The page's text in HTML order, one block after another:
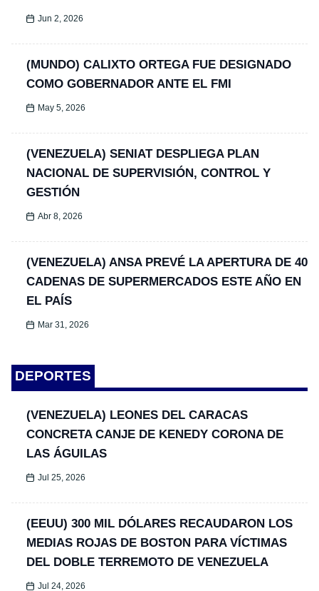
Jun 2, 2026
(MUNDO) CALIXTO ORTEGA FUE DESIGNADO
COMO GOBERNADOR ANTE EL FMI
May 5, 2026
(VENEZUELA) SENIAT DESPLIEGA PLAN
NACIONAL DE SUPERVISIÓN, CONTROL Y
GESTIÓN
Abr 8, 2026
(VENEZUELA) ANSA PREVÉ LA APERTURA DE 40
CADENAS DE SUPERMERCADOS ESTE AÑO EN
EL PAÍS
Mar 31, 2026
DEPORTES
(VENEZUELA) LEONES DEL CARACAS
CONCRETA CANJE DE KENEDY CORONA DE
LAS ÁGUILAS
Jul 25, 2026
(EEUU) 300 MIL DÓLARES RECAUDARON LOS
MEDIAS ROJAS DE BOSTON PARA VÍCTIMAS
DEL DOBLE TERREMOTO DE VENEZUELA
Jul 24, 2026